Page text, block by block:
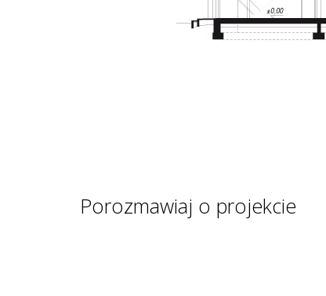
Porozmawiaj o projekcie